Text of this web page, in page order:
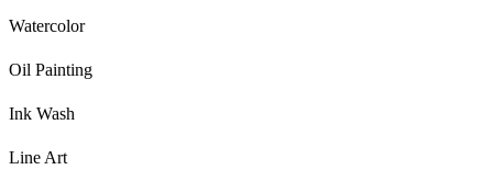
Watercolor
Oil Painting
Ink Wash
Line Art